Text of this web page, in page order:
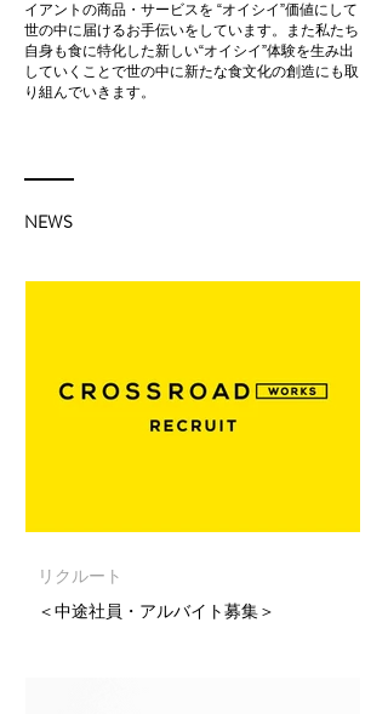
イアントの商品・サービスを “オイシイ”価値にして
世の中に届けるお手伝いをしています。また私たち
自身も食に特化した新しい“オイシイ”体験を生み出
していくことで世の中に新たな食文化の創造にも取
り組んでいきます。
NEWS
＜中途社員・アルバイト募集＞
リクルート